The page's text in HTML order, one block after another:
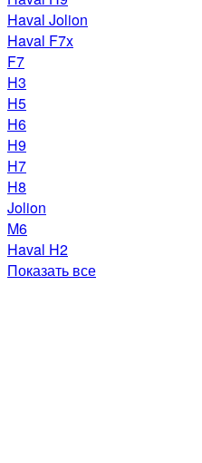
Haval Jolion
Haval F7x
F7
H3
H5
H6
H9
H7
H8
Jolion
M6
Haval H2
Показать все